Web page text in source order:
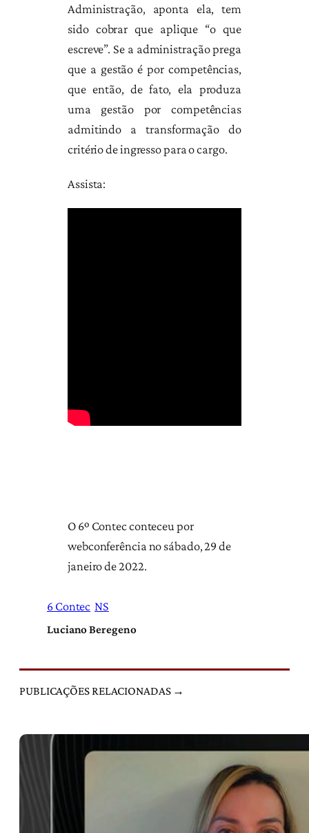
Administração, aponta ela, tem
sido cobrar que aplique “o que
escreve”. Se a administração prega
que a gestão é por competências,
que então, de fato, ela produza
uma gestão por competências
admitindo a transformação do
critério de ingresso para o cargo.
Assista:
O 6º Contec conteceu por
webconferência no sábado, 29 de
janeiro de 2022.
6 Contec NS
Luciano Beregeno
PUBLICAÇÕES RELACIONADAS →